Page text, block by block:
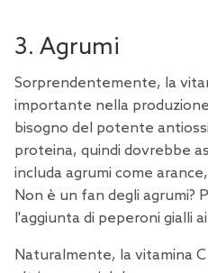
3. Agrumi
Sorprendentemente, la
importante nella
bisogno del potente
proteina, quindi dovrebbe
includa agrumi come
Non è un fan degli agrumi?
l'aggiunta di peperoni gialli
Naturalmente, la vitamina